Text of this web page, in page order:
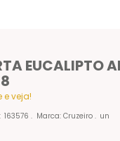
EUCALIPTO
e veja!
: 163576 Marca: Cruzeiro un